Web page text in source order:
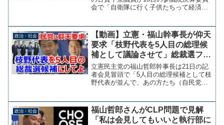
会で「自衛隊に行く子供たちって経済的
と感情的に発言し、小泉進次郎防衛大臣
から抗議を受けました。...
政治・社会
【動画】立憲・福山幹事長が仰天
要求「枝野代表を5人目の総理候
補として議論させて」総裁選フィ
ーバーに強い危機感
立憲民主党の福山哲郎幹事長は21日の記
者会見冒頭で「5人目の総理候補として枝
野代表が並んで、あの方たち（自民党総
熱する自民党総裁選報道に埋没している
ことへの危機感からだ...
政治・社会
福山哲郎さんがCLP問題で見解
「私は会見してもいいと執行部に